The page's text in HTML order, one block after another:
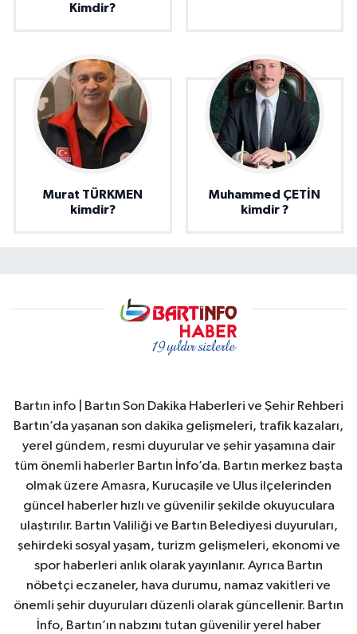
Kimdir?
Murat TÜRKMEN
kimdir?
Muhammed ÇETİN
kimdir ?
Bartın info | Bartın Son Dakika Haberleri ve Şehir Rehberi
Bartın’da yaşanan son dakika gelişmeleri, trafik kazaları,
yerel gündem, resmi duyurular ve şehir yaşamına dair
tüm önemli haberler Bartın İnfo’da. Bartın merkez başta
olmak üzere Amasra, Kurucaşile ve Ulus ilçelerinden
güncel haberler hızlı ve güvenilir şekilde okuyuculara
ulaştırılır. Bartın Valiliği ve Bartın Belediyesi duyuruları,
şehirdeki sosyal yaşam, turizm gelişmeleri, ekonomi ve
spor haberleri anlık olarak yayınlanır. Ayrıca Bartın
nöbetçi eczaneler, hava durumu, namaz vakitleri ve
önemli şehir duyuruları düzenli olarak güncellenir. Bartın
İnfo, Bartın’ın nabzını tutan güvenilir yerel haber